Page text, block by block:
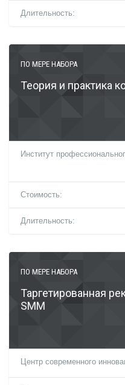
Длительность:
ПО МЕРЕ НАБОРА
Теория и практика
Институт
Стоимость:
Длительность:
ПО МЕРЕ НАБОРА
Таргетированная
SMM
Центр современного